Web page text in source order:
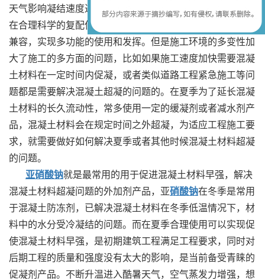
天气影响凝结速度过快，常使用葡萄糖酸钠等混凝剂产品，
在合理科学的复配使用中，混凝土材料可以实现优质的作用
兼容，实现多功能的使用和发挥。但是施工环境的多变性加
大了施工的多方面的问题，比如如果施工速度加快需要混凝
土材料在一定时间内促凝，或者类似道路工程紧急施工等问
题都是需要解决混凝土超凝的问题的。在夏季为了延长混凝
土材料的长久流动性，常多使用一定的缓凝剂或者减水剂产
品，混凝土材料会在规定时间之外超凝，为适应工程施工要
求，就需要做好如何解决夏季或者其他时候混凝土材料超凝
的问题。
亚硝酸钠就是最常用的用于促进混凝土材料早强，解决
混凝土材料超凝问题的外加剂产品，亚硝酸钠在冬季是常用
于混凝土防冻剂，已解决混凝土材料在冬季低温情况下，材
料中的水分受冷凝结的问题。而在夏季合理使用可以实现促
使混凝土材料早强，是初期建筑工程满足工程要求，同时对
后期工程的质量和强度没有太大的影响，是当前备受青睐的
促凝剂产品。不断升温进入酷暑天气，空气蒸发力增强，想